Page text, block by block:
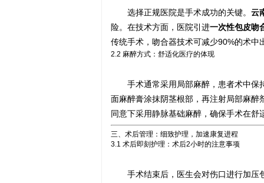
选择正规医院是手术成功的关键。 云
险。在技术方面，医院引进一次性包皮吻
传统手术，吻合器技术可减少90%的术中
2.2 麻醉方式：舒适化医疗的体现
手术通常采用局部麻醉，患者术中保
面麻醉膏涂抹阴茎根部，再注射局部麻
同意下采用静脉基础麻醉，确保手术在舒
三、术后管理：细致护理，加速康复进程
3.1 术后即刻护理：术后2小时的注意事项
手术结束后，医生会对伤口进行加压